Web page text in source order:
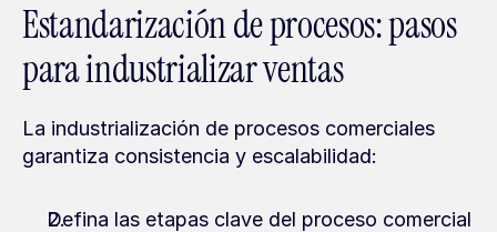
Estandarización de procesos: pasos
para industrializar ventas
La industrialización de procesos comerciales
garantiza consistencia y escalabilidad:
Defina las etapas clave del proceso comercial